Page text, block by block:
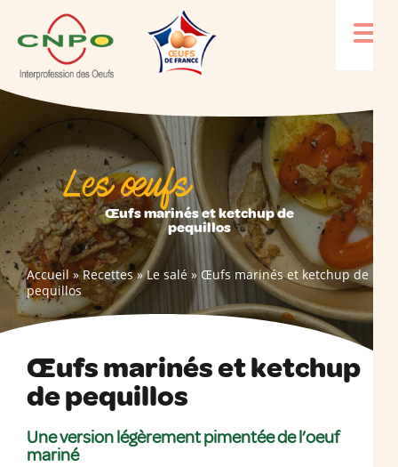
Les œufs
Œufs marinés et ketchup de
pequillos
Accueil»Recettes»Le salé »Œufs marinés et ketchup de
pequillos
Œufs marinés et ketchup
de pequillos
Une version légèrement pimentée de l’oeuf
mariné